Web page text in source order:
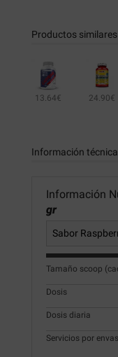
Productos
13.64€ 24.90€
Información técnica
Información
gr
Tamaño scoop
Dosis
Dosis diaria
Servicios por